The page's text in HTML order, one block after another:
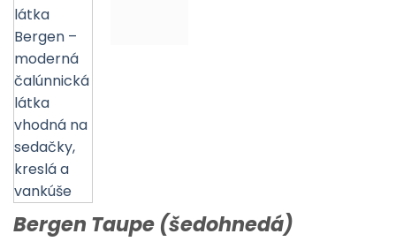
Bergen Taupe (šedohnedá)